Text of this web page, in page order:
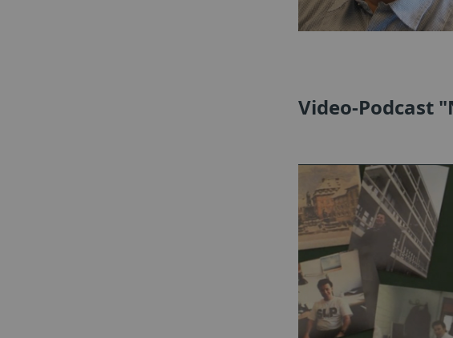
Video-Podcast